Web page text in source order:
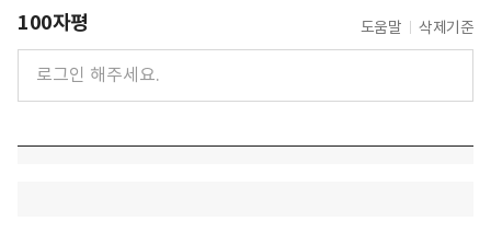
100자평 도움말 삭제기준